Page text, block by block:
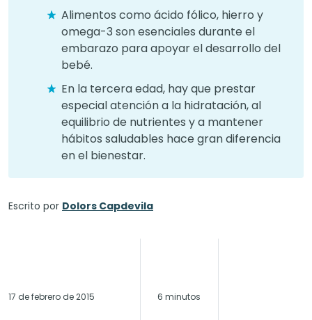
Alimentos como ácido fólico, hierro y
omega-3 son esenciales durante el
embarazo para apoyar el desarrollo del
bebé.
En la tercera edad, hay que prestar
especial atención a la hidratación, al
equilibrio de nutrientes y a mantener
hábitos saludables hace gran diferencia
en el bienestar.
Escrito por Dolors Capdevila
17 de febrero de 2015 6 minutos